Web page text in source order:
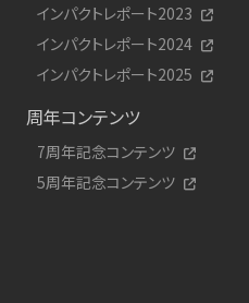
インパクトレポート2023
インパクトレポート2024
インパクトレポート2025
周年コンテンツ
7周年記念コンテンツ
5周年記念コンテンツ